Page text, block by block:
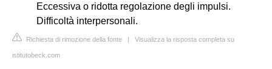
Eccessiva o ridotta regolazione degli impulsi.
Difficoltà interpersonali.
Richiesta di rimozione della fonte | Visualizza la risposta completa su
istitutobeck.com